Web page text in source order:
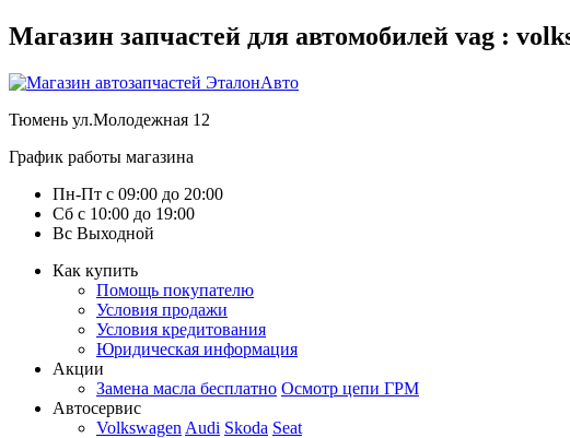
Магазин запчастей для автомобилей vag :
Тюмень ул.Молодежная 12
График работы магазина
Пн-Пт с 09:00 до 20:00
Сб с 10:00 до 19:00
Вс Выходной
Как купить
Помощь покупателю
Условия продажи
Условия кредитования
Юридическая информация
Акции
Замена масла бесплатно Осмотр цепи ГРМ
Автосервис
Volkswagen Audi Skoda Seat